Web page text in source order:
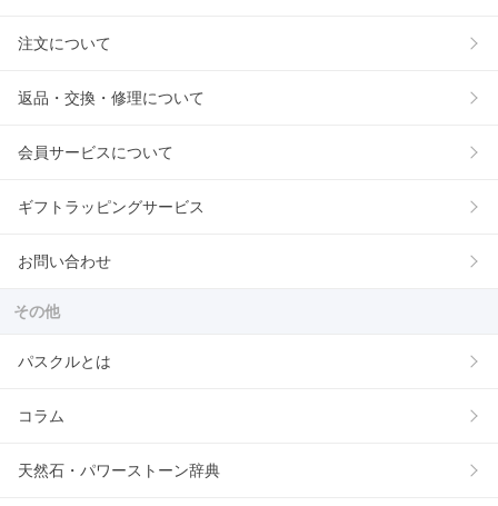
注文について
返品・交換・修理について
会員サービスについて
ギフトラッピングサービス
お問い合わせ
その他
パスクルとは
コラム
天然石・パワーストーン辞典